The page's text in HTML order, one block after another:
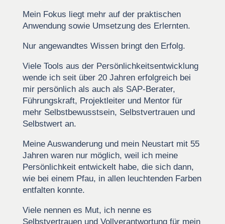
Mein Fokus liegt mehr auf der praktischen
Anwendung sowie Umsetzung des Erlernten.
Nur angewandtes Wissen bringt den Erfolg.
Viele Tools aus der Persönlichkeitsentwicklung
wende ich seit über 20 Jahren erfolgreich bei
mir persönlich als auch als SAP-Berater,
Führungskraft, Projektleiter und Mentor für
mehr Selbstbewusstsein, Selbstvertrauen und
Selbstwert an.
Meine Auswanderung und mein Neustart mit 55
Jahren waren nur möglich, weil ich meine
Persönlichkeit entwickelt habe, die sich dann,
wie bei einem Pfau, in allen leuchtenden Farben
entfalten konnte.
Viele nennen es Mut, ich nenne es
Selbstvertrauen und Vollverantwortung für mein